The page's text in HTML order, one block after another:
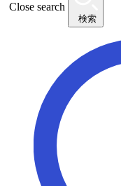
Close search
検索